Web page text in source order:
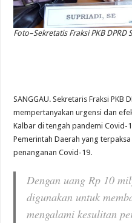
Foto–Sekretatis Fraksi PKB DPRD
SANGGAU. Sekretaris Fraksi PKB
mempertanyakan urgensi dan
Kalbar di tengah pandemi Covid-
Pemerintah Daerah yang
penanganan Covid-19.
Dengan uang Rp 10
digunakan untuk
mengalami kesulitan